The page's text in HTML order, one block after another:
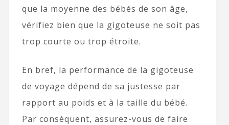
que la moyenne des bébés de son âge,
vérifiez bien que la gigoteuse ne soit pas
trop courte ou trop étroite.
En bref, la performance de la gigoteuse
de voyage dépend de sa justesse par
rapport au poids et à la taille du bébé.
Par conséquent, assurez-vous de faire